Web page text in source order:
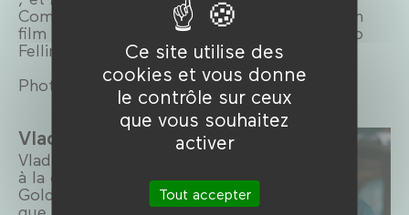
Ce site utilise des
cookies et vous donne
le contrôle sur ceux
que vous souhaitez
activer
Tout accepter
Comédie-Française, pour laquelle il réalise un
film d’après le scénario inachevé de Federico
Fellini du même nom.
Photo © A. Perlstein
Vladimir Rodionov
Vladimir Rodionov a participé
à la création du studio
Golden Moustache en tant